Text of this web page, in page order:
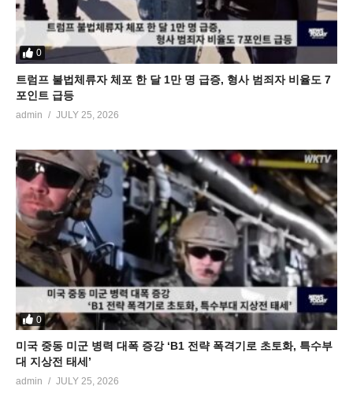
0
트럼프 불법체류자 체포 한 달 1만 명 급증, 형사 범죄자 비율도 7
포인트 급등
admin JULY 25, 2026
0
미국 중동 미군 병력 대폭 증강 ‘B1 전략 폭격기로 초토화, 특수부
대 지상전 태세’
admin JULY 25, 2026